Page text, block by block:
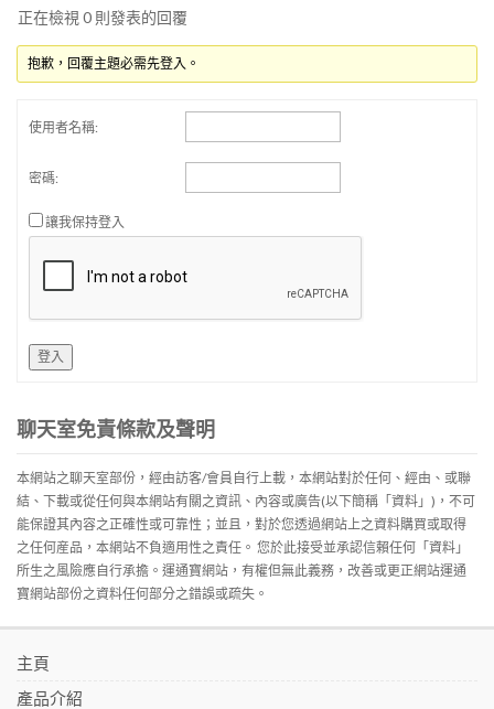
正在檢視 0 則發表的回覆
抱歉，回覆主題必需先登入。
使用者名稱:
密碼:
讓我保持登入
登入
聊天室免責條款及聲明
本網站之聊天室部份，經由訪客/會員自行上載，本網站對於任何、經由、或聯
結、下載或從任何與本網站有關之資訊、內容或廣告(以下簡稱「資料」)，不可
能保證其內容之正確性或可靠性；並且，對於您透過網站上之資料購買或取得
之任何産品，本網站不負適用性之責任。 您於此接受並承認信賴任何「資料」
所生之風險應自行承擔。運通寶網站，有權但無此義務，改善或更正網站運通
寶網站部份之資料任何部分之錯誤或疏失。
主頁
產品介紹